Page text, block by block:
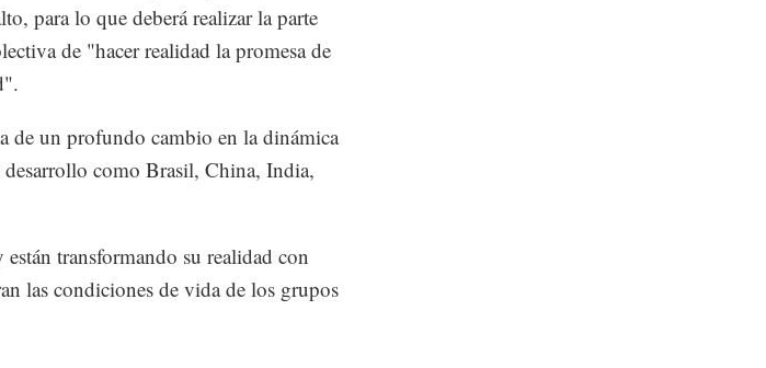
para lo que deberá realizar la parte
de "hacer realidad la promesa de
de un profundo cambio en la dinámica
desarrollo como Brasil, China, India,
transformando su realidad con
las condiciones de vida de los grupos